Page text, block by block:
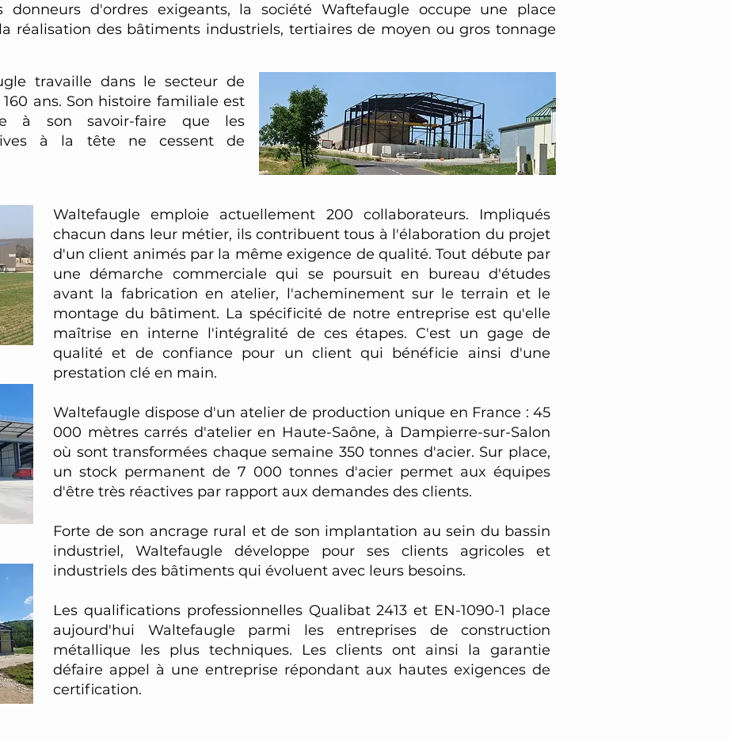
donneurs d'ordres exigeants, la société Waftefaugle occupe une place
réalisation des bâtiments industriels, tertiaires de moyen ou gros tonnage
travaille dans le secteur de
ans. Son histoire familiale est
à son savoir-faire que les
à la tête ne cessent de
Waltefaugle emploie actuellement 200 collaborateurs. Impliqués
chacun dans leur métier, ils contribuent tous à l'élaboration du projet
d'un client animés par la même exigence de qualité. Tout débute par
une démarche commerciale qui se poursuit en bureau d'études
avant la fabrication en atelier, l'acheminement sur le terrain et le
montage du bâtiment. La spécificité de notre entreprise est qu'elle
maîtrise en interne l'intégralité de ces étapes. C'est un gage de
qualité et de confiance pour un client qui bénéficie ainsi d'une
prestation clé en main.
Waltefaugle dispose d'un atelier de production unique en France : 45
000 mètres carrés d'atelier en Haute-Saône, à Dampierre-sur-Salon
où sont transformées chaque semaine 350 tonnes d'acier. Sur place,
un stock permanent de 7 000 tonnes d'acier permet aux équipes
d'être très réactives par rapport aux demandes des clients.
Forte de son ancrage rural et de son implantation au sein du bassin
industriel, Waltefaugle développe pour ses clients agricoles et
industriels des bâtiments qui évoluent avec leurs besoins.
Les qualifications professionnelles Qualibat 2413 et EN-1090-1 place
aujourd'hui Waltefaugle parmi les entreprises de construction
métallique les plus techniques. Les clients ont ainsi la garantie
défaire appel à une entreprise répondant aux hautes exigences de
certification.